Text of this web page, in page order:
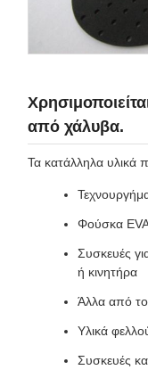
από χάλυβα.
Τα κατάλληλα υλικά
Φούσκα
Συσκευές
ή κινητήρα
Άλλα από το
Υλικά
Συσκευές